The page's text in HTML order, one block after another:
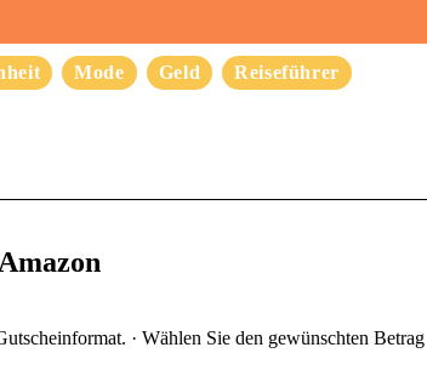
Mode Geld Reiseführer
· Wählen Sie den gewünschten Betrag